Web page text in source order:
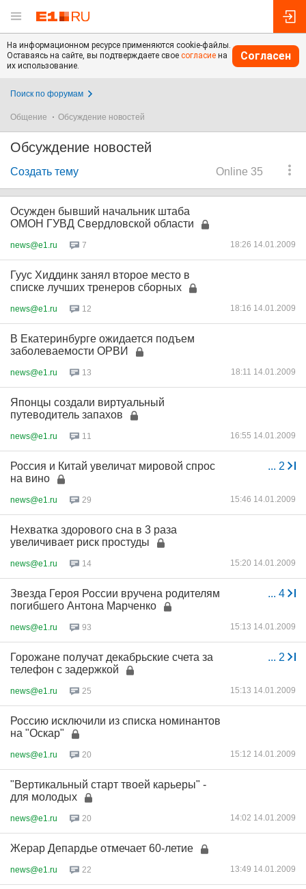
На информационном ресурсе применяются cookie-файлы.
Оставаясь на сайте, вы подтверждаете свое согласие на
их использование.
Согласен
Поиск по форумам
Общение Обсуждение новостей
Обсуждение новостей
Online 35
Создать тему
Осужден бывший начальник штаба
ОМОН ГУВД Свердловской области
news@e1.ru 7 18:26 14.01.2009
Гуус Хиддинк занял второе место в
списке лучших тренеров сборных
news@e1.ru 12 18:16 14.01.2009
В Екатеринбурге ожидается подъем
заболеваемости ОРВИ
news@e1.ru 13 18:11 14.01.2009
Японцы создали виртуальный
путеводитель запахов
news@e1.ru 11 16:55 14.01.2009
... 2
Россия и Китай увеличат мировой спрос
на вино
news@e1.ru 29 15:46 14.01.2009
Нехватка здорового сна в 3 раза
увеличивает риск простуды
news@e1.ru 14 15:20 14.01.2009
... 4
Звезда Героя России вручена родителям
погибшего Антона Марченко
news@e1.ru 93 15:13 14.01.2009
... 2
Горожане получат декабрьские счета за
телефон с задержкой
news@e1.ru 25 15:13 14.01.2009
Россию исключили из списка номинантов
на "Оскар"
news@e1.ru 20 15:12 14.01.2009
"Вертикальный старт твоей карьеры" -
для молодых
news@e1.ru 20 14:02 14.01.2009
Жерар Депардье отмечает 60-летие
news@e1.ru 22 13:49 14.01.2009